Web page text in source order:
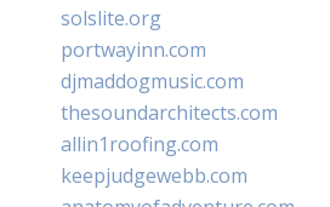
solslite.org
portwayinn.com
djmaddogmusic.com
thesoundarchitects.com
allin1roofing.com
keepjudgewebb.com